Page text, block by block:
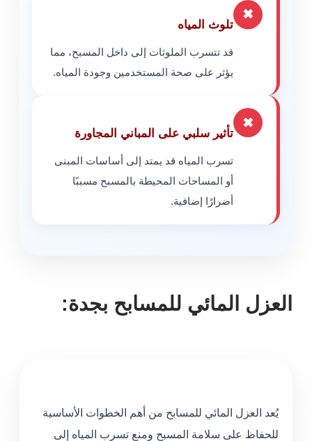
✖
تلوث المياه
قد تتسرب الملوثات إلى داخل المسبح، مما
يؤثر على صحة المستخدمين وجودة المياه.
✖
تأثير سلبي على المباني المجاورة
تسرب المياه قد يمتد إلى أساسات المبنى
أو المساحات المحيطة بالمسبح مسببًا
أضرارًا إضافية.
العزل المائي للمسابح بجدة:
يُعد العزل المائي للمسابح من أهم الخطوات الأساسية
للحفاظ على سلامة المسبح ومنع تسرب المياه إلى